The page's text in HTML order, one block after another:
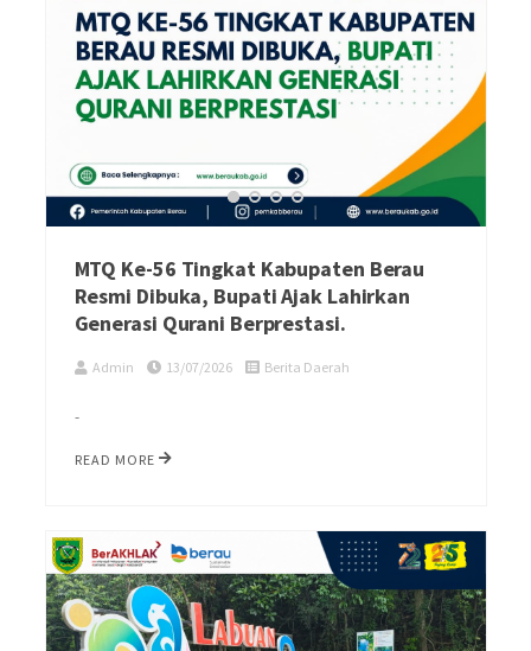
MTQ Ke-56 Tingkat Kabupaten Berau
Resmi Dibuka, Bupati Ajak Lahirkan
Generasi Qurani Berprestasi.
Admin 13/07/2026 Berita Daerah
-
READ MORE